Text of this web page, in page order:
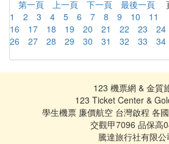
第一頁
上一頁 下一頁 最後一頁
1
2 3 4 5 6 7 8 9 10 11
16
17 18 19 20 21 22 23 24
26
27 28 29 30 31 32 33 34
123 機票網 & 金質
123 Ticket Center &
學生機票 廉價航空 台灣啟程 各
交觀甲7096 品保高
騰達旅行社有限公